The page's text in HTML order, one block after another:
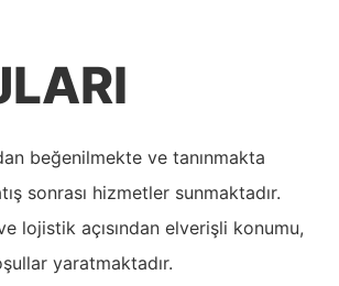
beğenilmekte ve tanınmakta
sonrası hizmetler sunmaktadır.
lojistik açısından elverişli konumu,
yaratmaktadır.